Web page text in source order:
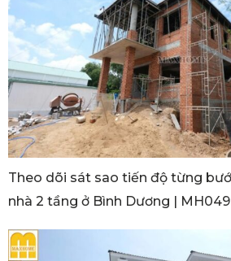
Theo dõi sát sao tiến độ từng
nhà 2 tầng ở Bình Dương |